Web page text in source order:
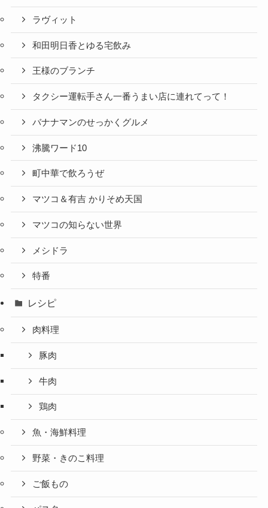
ラヴィット
和田明日香とゆる宅飲み
王様のブランチ
タクシー運転手さん一番うまい店に連れてって！
バナナマンのせっかくグルメ
沸騰ワード10
町中華で飲ろうぜ
マツコ＆有吉 かりそめ天国
マツコの知らない世界
メシドラ
特番
レシピ
肉料理
豚肉
牛肉
鶏肉
魚・海鮮料理
野菜・きのこ料理
ご飯もの